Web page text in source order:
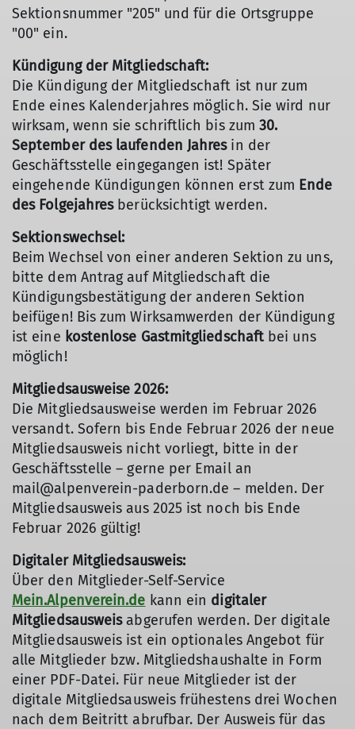
Sektionsnummer "205" und für die Ortsgruppe
"00" ein.
Kündigung der Mitgliedschaft:
Die Kündigung der Mitgliedschaft ist nur zum
Ende eines Kalenderjahres möglich. Sie wird nur
wirksam, wenn sie schriftlich bis zum30.
September des laufenden Jahresin der
Geschäftsstelle eingegangen ist! Später
eingehende Kündigungen können erst zum Ende
des Folgejahresberücksichtigt werden.
Sektionswechsel:
Beim Wechsel von einer anderen Sektion zu uns,
bitte dem Antrag auf Mitgliedschaft die
Kündigungsbestätigung der anderen Sektion
beifügen! Bis zum Wirksamwerden der Kündigung
ist eine kostenlose Gastmitgliedschaft bei uns
möglich!
Mitgliedsausweise 2026:
Die Mitgliedsausweise werden im Februar 2026
versandt. Sofern bis Ende Februar 2026 der neue
Mitgliedsausweis nicht vorliegt, bitte in der
Geschäftsstelle – gerne per Email an
mail@alpenverein-paderborn.de – melden. Der
Mitgliedsausweis aus 2025 ist noch bis Ende
Februar 2026 gültig!
Digitaler Mitgliedsausweis:
Über den Mitglieder-Self-Service
Mein.Alpenverein.de kann ein digitaler
Mitgliedsausweisabgerufen werden. Der digitale
Mitgliedsausweis ist ein optionales Angebot für
alle Mitglieder bzw. Mitgliedshaushalte in Form
einer PDF-Datei. Für neue Mitglieder ist der
digitale Mitgliedsausweis frühestens drei Wochen
nach dem Beitritt abrufbar. Der Ausweis für das